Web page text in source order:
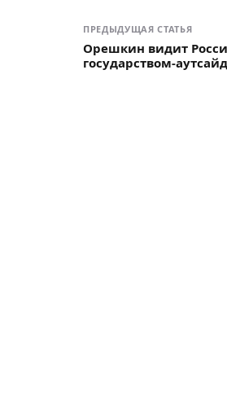
ПРЕДЫДУЩАЯ СТАТЬЯ
Орешкин видит
государством-